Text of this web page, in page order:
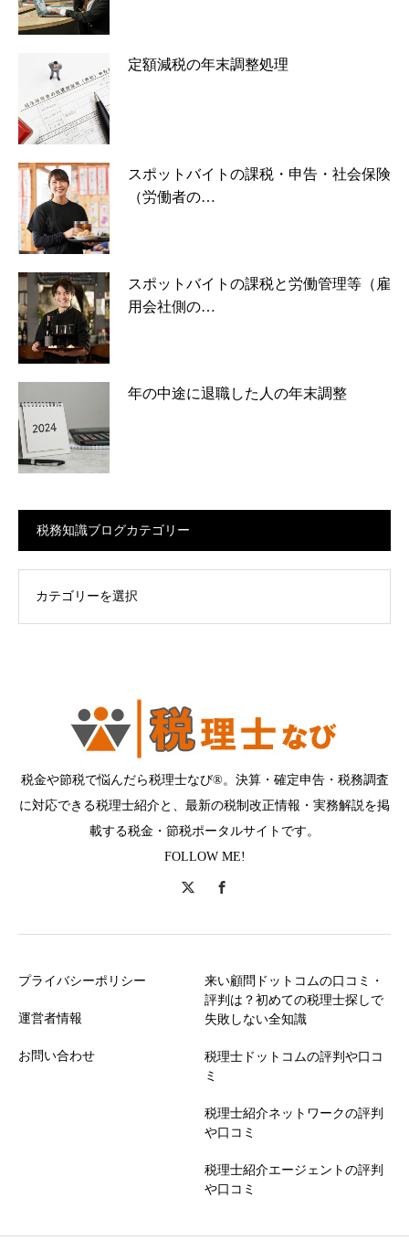
定額減税の年末調整処理
スポットバイトの課税・申告・社会保険
（労働者の…
スポットバイトの課税と労働管理等（雇
用会社側の…
年の中途に退職した人の年末調整
税務知識ブログカテゴリー
税金や節税で悩んだら税理士なび®。決算・確定申告・税務調査
に対応できる税理士紹介と、最新の税制改正情報・実務解説を掲
載する税金・節税ポータルサイトです。
FOLLOW ME!
プライバシーポリシー
運営者情報
お問い合わせ
来い顧問ドットコムの口コミ・
評判は？初めての税理士探しで
失敗しない全知識
税理士ドットコムの評判や口コ
ミ
税理士紹介ネットワークの評判
や口コミ
税理士紹介エージェントの評判
や口コミ